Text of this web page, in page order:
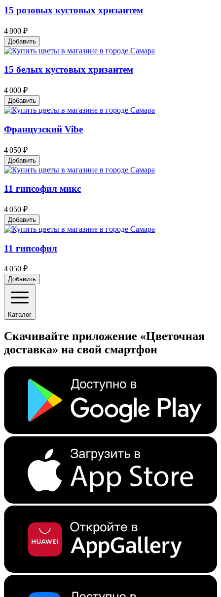
15 розовых кустовых хризантем
4 000 ₽
Добавить
15 белых кустовых хризантем
4 000 ₽
Добавить
Французский Vibe
4 050 ₽
Добавить
11 гипсофил микс
4 050 ₽
Добавить
11 гипсофил
4 050 ₽
Добавить
Каталог
Скачивайте приложение «Цветочная
доставка» на свой смартфон